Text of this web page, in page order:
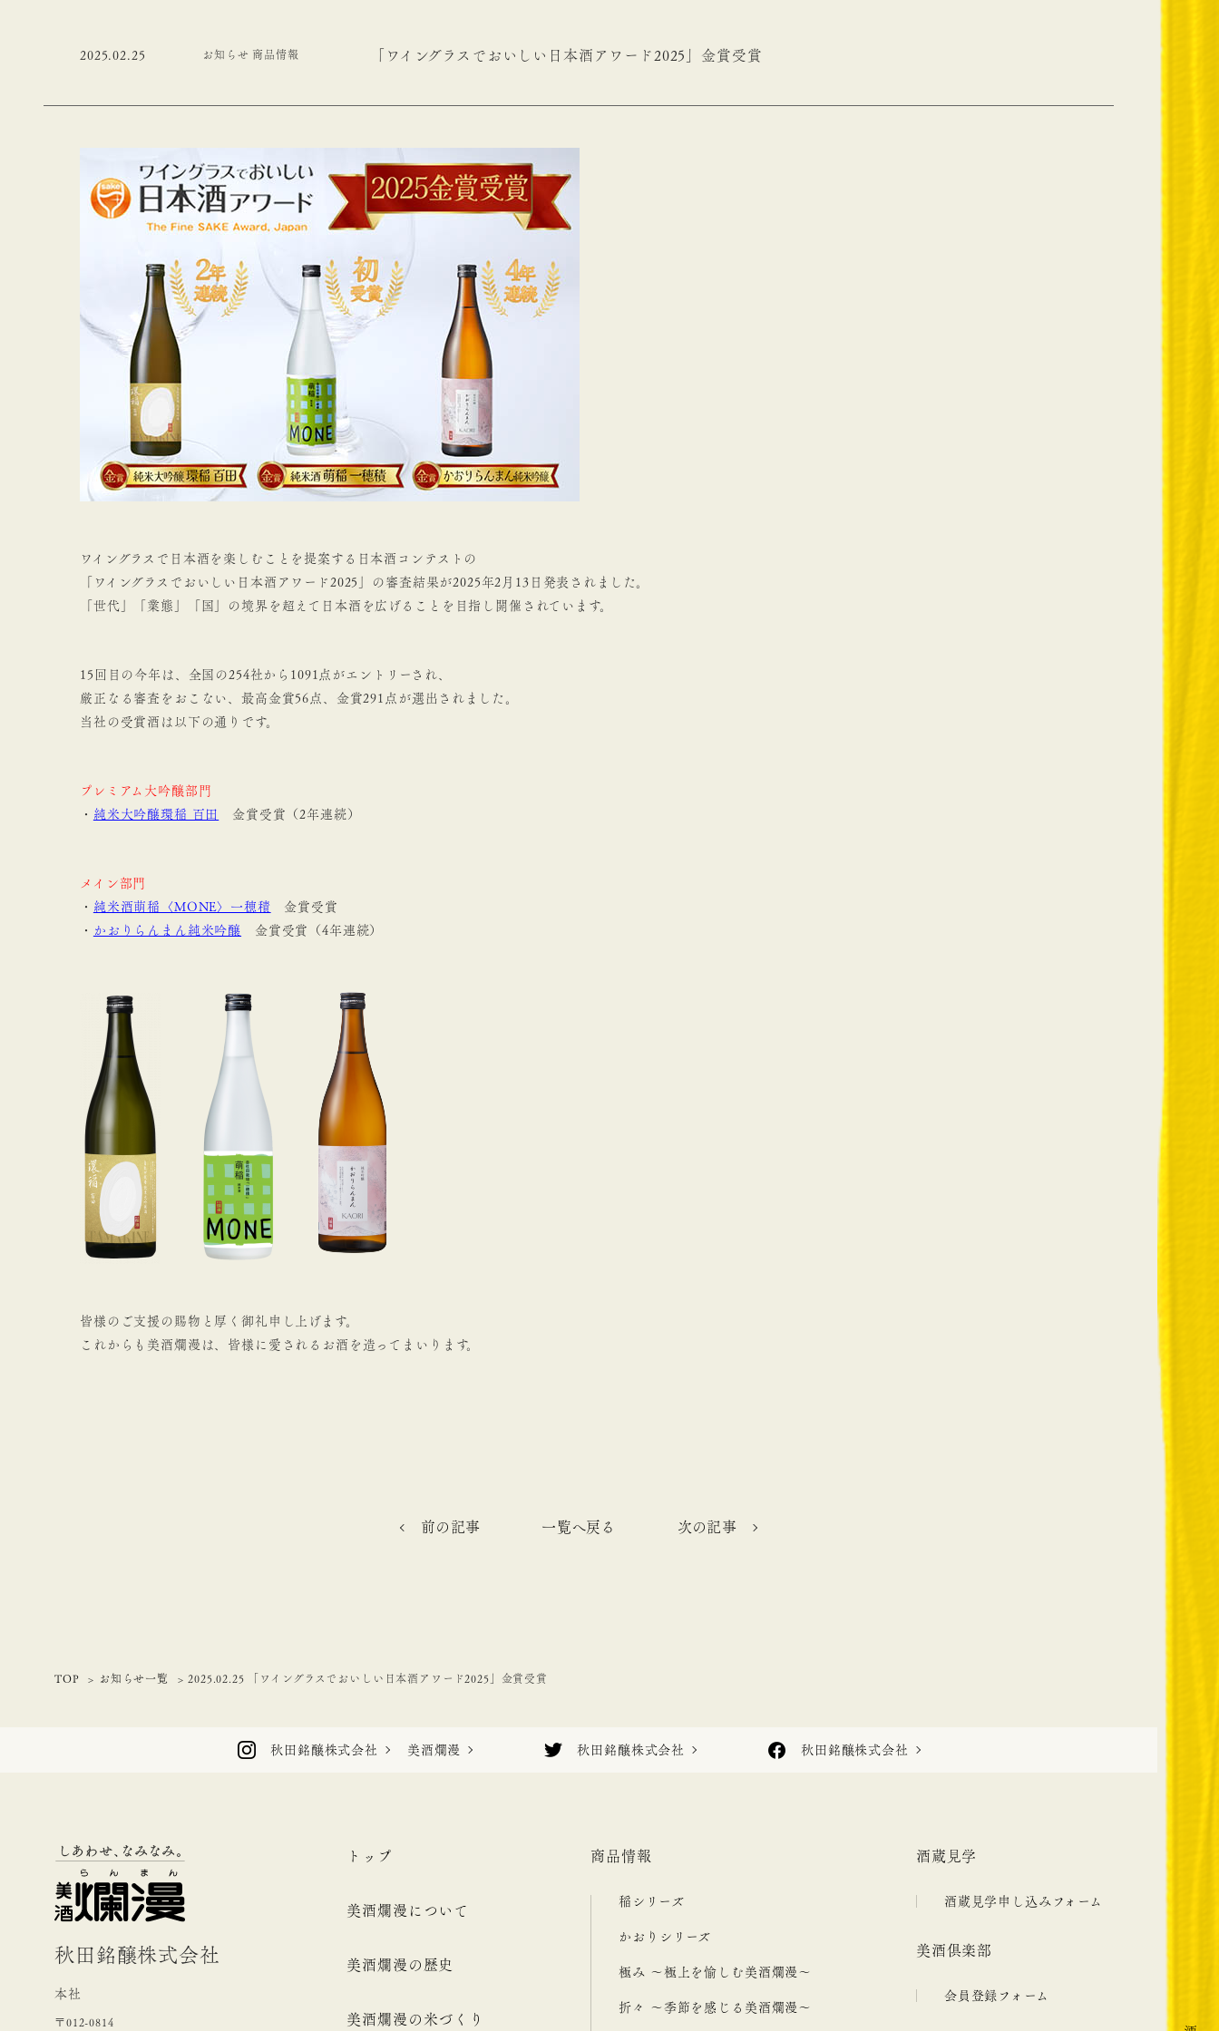
2025.02.25 お知らせ 商品情報 「ワイングラスでおいしい日本酒アワード2025」金賞受賞
ワイングラスで日本酒を楽しむことを提案する日本酒コンテストの
「ワイングラスでおいしい日本酒アワード2025」の審査結果が2025年2月13日発表されました。
「世代」「業態」「国」の境界を超えて日本酒を広げることを目指し開催されています。
15回目の今年は、全国の254社から1091点がエントリーされ、
厳正なる審査をおこない、最高金賞56点、金賞291点が選出されました。
当社の受賞酒は以下の通りです。
プレミアム大吟醸部門
・ 純米大吟醸環稲 百田 金賞受賞（2年連続）
メイン部門
・ 純米酒萌稲〈MONE〉一穂積
金賞受賞
・
かおりらんまん純米吟醸 金賞受賞（4年連続）
皆様のご支援の賜物と厚く御礼申し上げます。
これからも美酒爛漫は、皆様に愛されるお酒を造ってまいります。
前の記事 一覧へ戻る 次の記事
TOP お知らせ一覧 2025.02.25 「ワイングラスでおいしい日本酒アワード2025」金賞受賞
秋田銘醸株式会社 美酒爛漫 秋田銘醸株式会社 秋田銘醸株式会社
秋田銘醸株式会社
本社
〒012-0814
トップ
美酒爛漫について
美酒爛漫の歴史
美酒爛漫の米づくり
商品情報
稲シリーズ
かおりシリーズ
極み ～極上を愉しむ美酒爛漫～
折々 ～季節を感じる美酒爛漫～
酒蔵見学
酒蔵見学申し込みフォーム
美酒倶楽部
会員登録フォーム